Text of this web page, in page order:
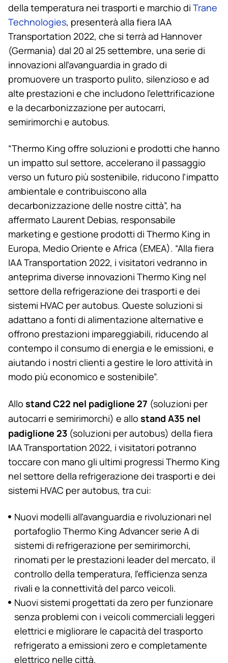
della temperatura nei trasporti e marchio di Trane
Technologies, presenterà alla fiera IAA
Transportation 2022, che si terrà ad Hannover
(Germania) dal 20 al 25 settembre, una serie di
innovazioni all’avanguardia in grado di
promuovere un trasporto pulito, silenzioso e ad
alte prestazioni e che includono l’elettrificazione
e la decarbonizzazione per autocarri,
semirimorchi e autobus.
“Thermo King offre soluzioni e prodotti che hanno
un impatto sul settore, accelerano il passaggio
verso un futuro più sostenibile, riducono l’impatto
ambientale e contribuiscono alla
decarbonizzazione delle nostre città”, ha
affermato Laurent Debias, responsabile
marketing e gestione prodotti di Thermo King in
Europa, Medio Oriente e Africa (EMEA). “Alla fiera
IAA Transportation 2022, i visitatori vedranno in
anteprima diverse innovazioni Thermo King nel
settore della refrigerazione dei trasporti e dei
sistemi HVAC per autobus. Queste soluzioni si
adattano a fonti di alimentazione alternative e
offrono prestazioni impareggiabili, riducendo al
contempo il consumo di energia e le emissioni, e
aiutando i nostri clienti a gestire le loro attività in
modo più economico e sostenibile”.
Allo stand C22 nel padiglione 27 (soluzioni per
autocarri e semirimorchi) e allo stand A35 nel
padiglione 23 (soluzioni per autobus) della fiera
IAA Transportation 2022, i visitatori potranno
toccare con mano gli ultimi progressi Thermo King
nel settore della refrigerazione dei trasporti e dei
sistemi HVAC per autobus, tra cui:
Nuovi modelli all’avanguardia e rivoluzionari nel
portafoglio Thermo King Advancer serie A di
sistemi di refrigerazione per semirimorchi,
rinomati per le prestazioni leader del mercato, il
controllo della temperatura, l’efficienza senza
rivali e la connettività del parco veicoli.
Nuovi sistemi progettati da zero per funzionare
senza problemi con i veicoli commerciali leggeri
elettrici e migliorare le capacità del trasporto
refrigerato a emissioni zero e completamente
elettrico nelle città.